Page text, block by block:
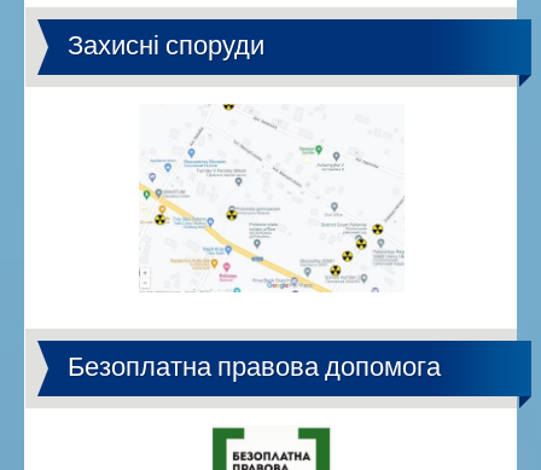
Захисні споруди
Безоплатна правова допомога